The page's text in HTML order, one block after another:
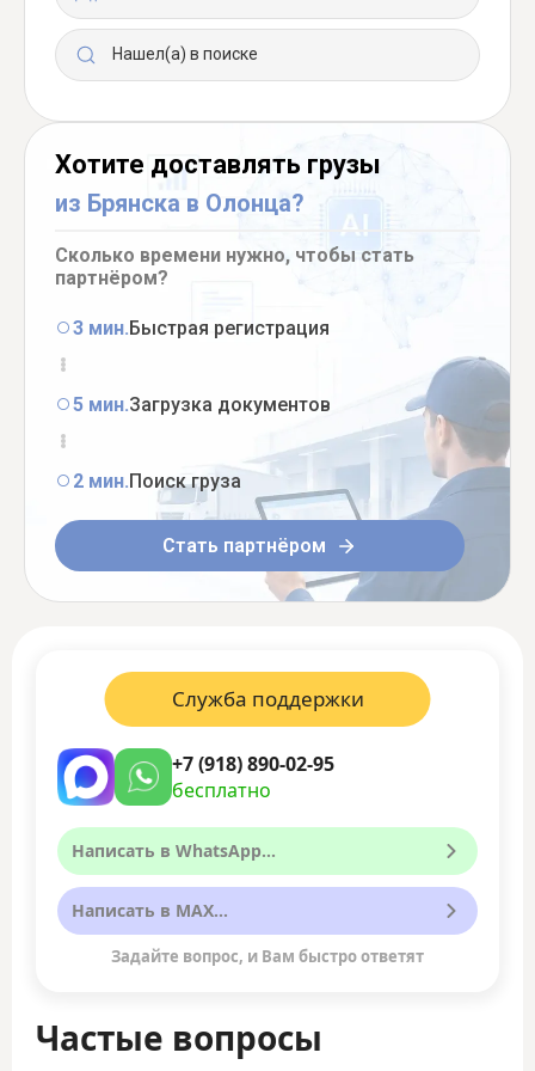
Нашел(а) в поиске
Хотите доставлять грузы
из Брянска в Олонца?
Сколько времени нужно, чтобы стать
партнёром?
3 мин.Быстрая регистрация
5 мин.Загрузка документов
2 мин.Поиск груза
Стать партнёром
Частые вопросы
Служба поддержки
+7 (918) 890-02-95
бесплатно
Написать в WhatsApp...
Написать в MAX...
Задайте вопрос, и Вам быстро ответят